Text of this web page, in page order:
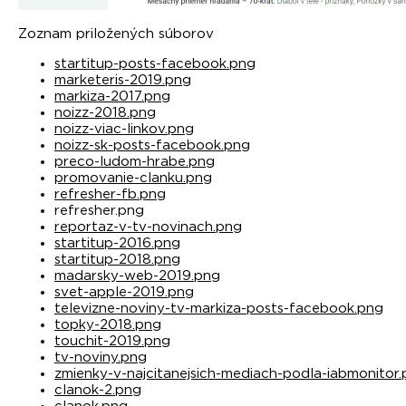
Zoznam priložených súborov
startitup-posts-facebook.png
marketeris-2019.png
markiza-2017.png
noizz-2018.png
noizz-viac-linkov.png
noizz-sk-posts-facebook.png
preco-ludom-hrabe.png
promovanie-clanku.png
refresher-fb.png
refresher.png
reportaz-v-tv-novinach.png
startitup-2016.png
startitup-2018.png
madarsky-web-2019.png
svet-apple-2019.png
televizne-noviny-tv-markiza-posts-facebook.png
topky-2018.png
touchit-2019.png
tv-noviny.png
zmienky-v-najcitanejsich-mediach-podla-
clanok-2.png